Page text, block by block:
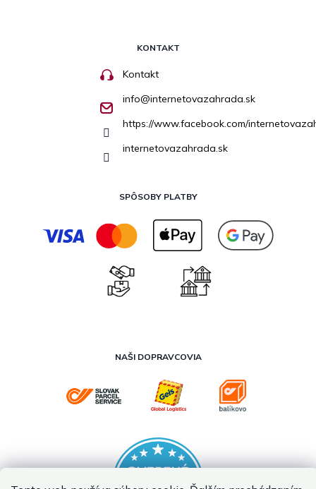
KONTAKT
Kontakt
info@internetovazahrada.sk
https://www.facebook.com/
internetovazahrada.sk
SPÔSOBY PLATBY
NAŠI DOPRAVCOVIA